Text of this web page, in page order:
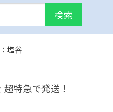
検索
塩谷
超特急で発送！